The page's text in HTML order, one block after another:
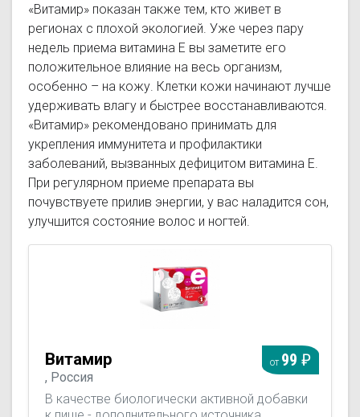
«Витамир» показан также тем, кто живет в
регионах с плохой экологией. Уже через пару
недель приема витамина Е вы заметите его
положительное влияние на весь организм,
особенно – на кожу. Клетки кожи начинают лучше
удерживать влагу и быстрее восстанавливаются.
«Витамир» рекомендовано принимать для
укрепления иммунитета и профилактики
заболеваний, вызванных дефицитом витамина Е.
При регулярном приеме препарата вы
почувствуете прилив энергии, у вас наладится сон,
улучшится состояние волос и ногтей.
Витамир
, Россия
В качестве биологически активной добавки
от 99